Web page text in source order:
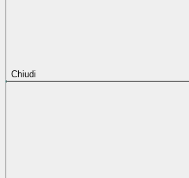
Chiudi